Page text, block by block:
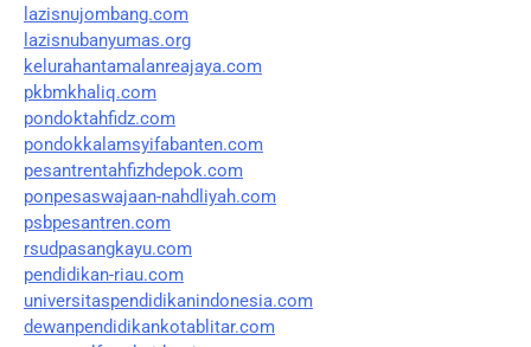
lazisnujombang.com
lazisnubanyumas.org
kelurahantamalanreajaya.com
pkbmkhaliq.com
pondoktahfidz.com
pondokkalamsyifabanten.com
pesantrentahfizhdepok.com
ponpesaswajaan-nahdliyah.com
psbpesantren.com
rsudpasangkayu.com
pendidikan-riau.com
universitaspendidikanindonesia.com
dewanpendidikankotablitar.com